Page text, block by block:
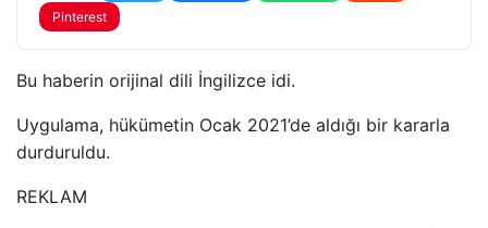
Pinterest
Bu haberin orijinal dili İngilizce idi.
Uygulama, hükümetin Ocak 2021’de aldığı bir kararla
durduruldu.
REKLAM